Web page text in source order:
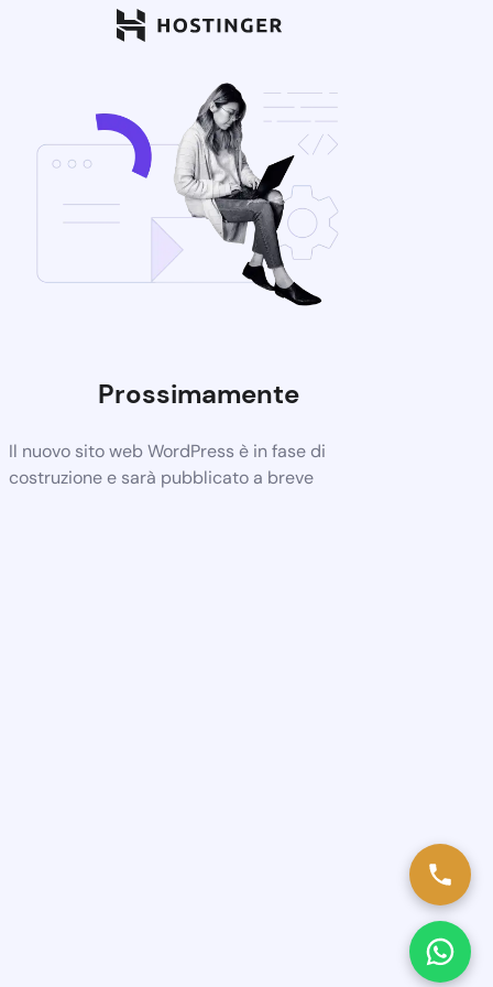
Prossimamente
Il nuovo sito web WordPress è in fase di
costruzione e sarà pubblicato a breve